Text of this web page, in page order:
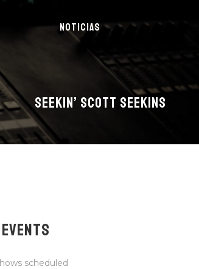
NOTICIAS
SEEKIN’ SCOTT SEEKINS
scheduled